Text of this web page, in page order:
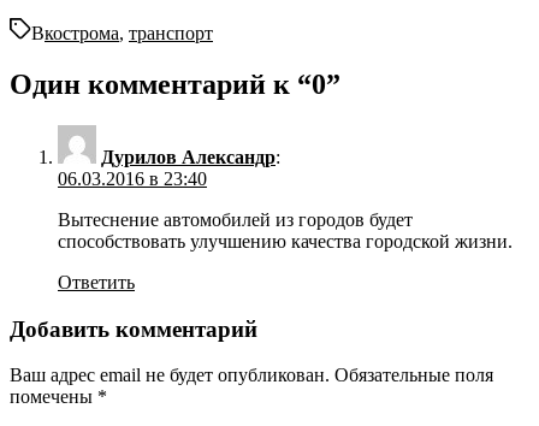
Вкострома, транспорт
Один комментарий к “0”
Дурилов Александр:
06.03.2016 в 23:40
Вытеснение автомобилей из городов будет
способствовать улучшению качества городской жизни.
Ответить
Добавить комментарий
Ваш адрес email не будет опубликован. Обязательные поля
помечены *